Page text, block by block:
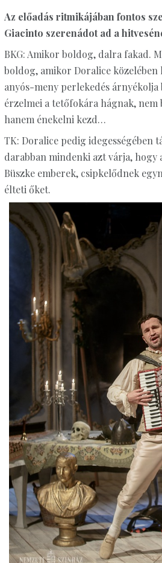
Az előadás ritmikájában fontos
Giacinto szerenádot ad a
BKG: Amikor boldog, dalra fakad.
boldog, amikor Doralice közelében
anyós-meny perlekedés
érzelmei a tetőfokára hágnak,
hanem énekelni kezd…
TK: Doralice pedig idegességében
darabban mindenki azt várja, hogy
Büszke emberek, csipkelődnek
élteti őket.